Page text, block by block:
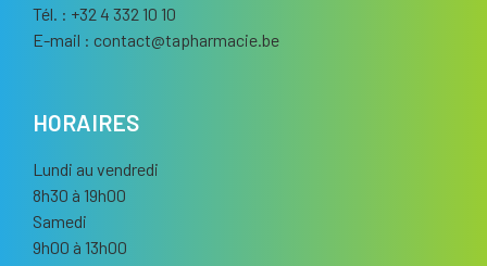
Tél. : +32 4 332 10 10
E-mail : contact@tapharmacie.be
HORAIRES
Lundi au vendredi
8h30 à 19h00
Samedi
9h00 à 13h00